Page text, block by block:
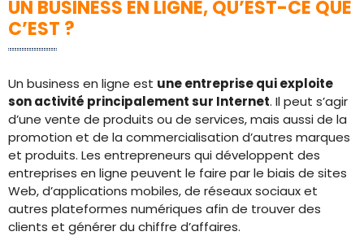
UN BUSINESS EN LIGNE, QU’EST-CE QUE
C’EST ?
Un business en ligne est une entreprise qui exploite
son activité principalement sur Internet. Il peut s’agir
d’une vente de produits ou de services, mais aussi de la
promotion et de la commercialisation d’autres marques
et produits. Les entrepreneurs qui développent des
entreprises en ligne peuvent le faire par le biais de sites
Web, d’applications mobiles, de réseaux sociaux et
autres plateformes numériques afin de trouver des
clients et générer du chiffre d’affaires.